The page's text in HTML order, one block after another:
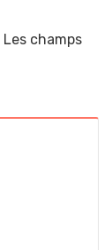
Les champs